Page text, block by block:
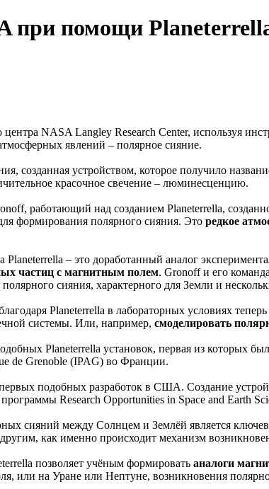
при помощи
центра NASA Langley Research Center, используя
явлений – полярное сияние.
созданная устройством, которое получило
красочное свечение – люминесценцию.
работающий над созданием Planeterrella,
формирования полярного сияния. Это редкое
Planeterrella – это доработанный аналог
частиц с магнитным полем. Gronoff и его
сияния, характерного для Земли и
Planeterrella в лабораторных условиях
системы. Или, например, смоделировать
Planeterrella установок, первая из которых
de Grenoble (IPAG) во Франции.
подобных разработок в США. Создание
Research Opportunities in Space and Earth
сияний между Солнцем и Землёй является
как именно происходит механизм
позволяет учёным формировать аналоги
или на Уране или Нептуне, возникновения